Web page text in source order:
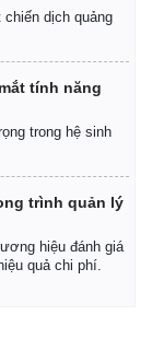
dịch quảng
tính năng
trong hệ sinh
trình quản lý
hiệu đánh giá
quả chi phí.